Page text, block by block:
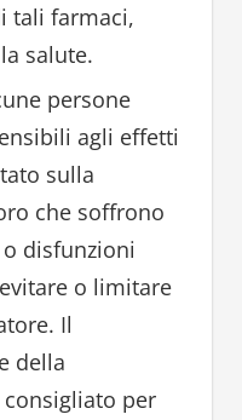
tali farmaci,
salute.
persone
agli effetti
sulla
che soffrono
disfunzioni
o limitare
Il
della
per